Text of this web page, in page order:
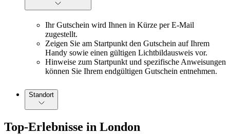
Ihr Gutschein wird Ihnen in Kürze per E-Mail
zugestellt.
Zeigen Sie am Startpunkt den Gutschein auf Ihrem
Handy sowie einen gültigen Lichtbildausweis vor.
Hinweise zum Startpunkt und spezifische Anweisungen
können Sie Ihrem endgültigen Gutschein entnehmen.
Standort
Top-Erlebnisse in London